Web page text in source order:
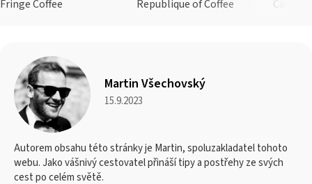
Fringe Coffee Republique of Coffee Café
Martin Všechovský
15.9.2023
Autorem obsahu této stránky je Martin, spoluzakladatel tohoto
webu. Jako vášnivý cestovatel přináší tipy a postřehy ze svých
cest po celém světě.